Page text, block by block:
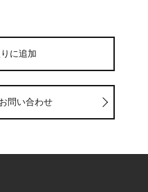
に追加
問い合わせ